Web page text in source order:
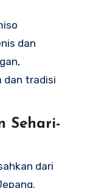
dan
dan tradisi
Sehari-
dari